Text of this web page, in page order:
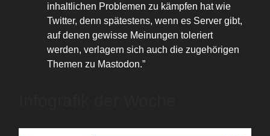
inhaltlichen Problemen zu kämpfen hat wie
Twitter, denn spätestens, wenn es Server gibt,
auf denen gewisse Meinungen toleriert
werden, verlagern sich auch die zugehörigen
Themen zu Mastodon.”